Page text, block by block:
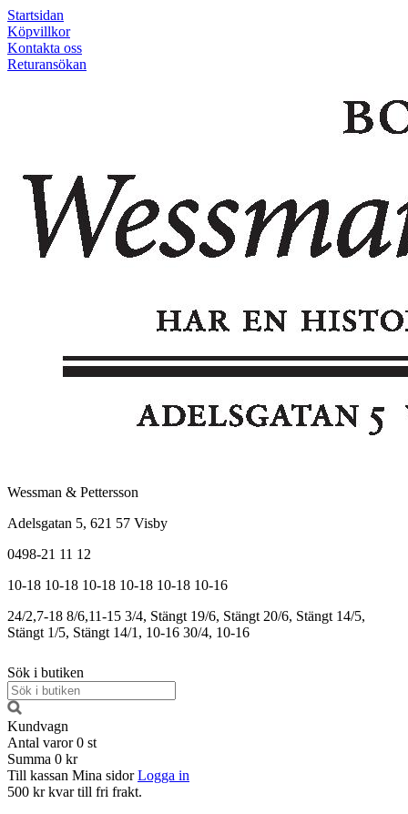
Startsidan
Köpvillkor
Kontakta oss
Returansökan
Wessman & Pettersson
Adelsgatan 5, 621 57 Visby
0498-21 11 12
10-18 10-18 10-18 10-18 10-18 10-16
24/2,7-18 8/6,11-15 3/4, Stängt 19/6, Stängt 20/6, Stängt 14/5,
Stängt 1/5, Stängt 14/1, 10-16 30/4, 10-16
Sök i butiken
Kundvagn
Antal varor 0 st
Summa 0 kr
Till kassan Mina sidor Logga in
500 kr kvar till fri frakt.